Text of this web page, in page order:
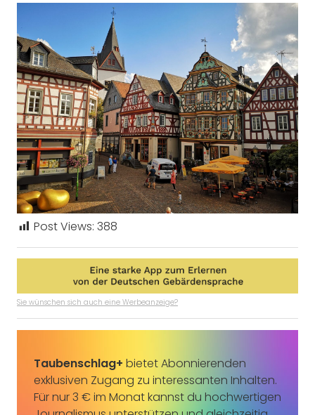
Post Views: 388
Sie wünschen sich auch eine Werbeanzeige?
Taubenschlag+ bietet Abonnierenden
exklusiven Zugang zu interessanten Inhalten.
Für nur 3 € im Monat kannst du hochwertigen